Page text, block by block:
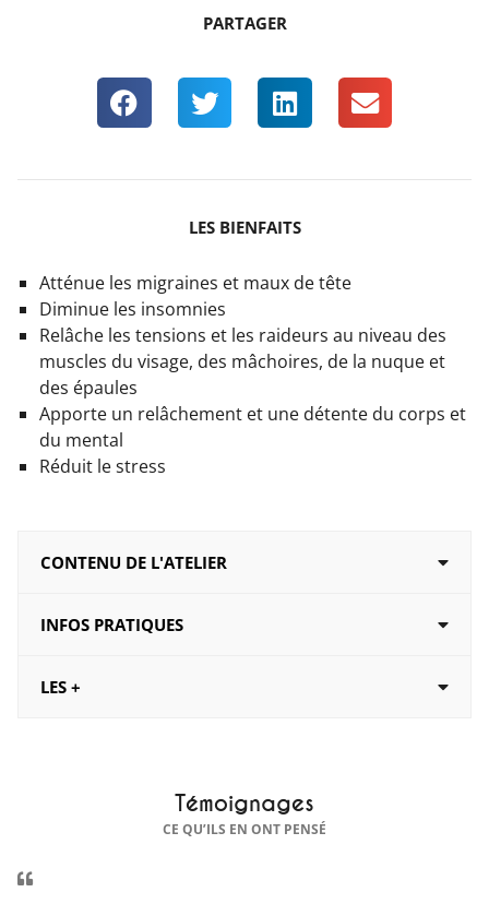
PARTAGER
LES BIENFAITS
Atténue les migraines et maux de tête
Diminue les insomnies
Relâche les tensions et les raideurs au niveau des
muscles du visage, des mâchoires, de la nuque et
des épaules
Apporte un relâchement et une détente du corps et
du mental
Réduit le stress
CONTENU DE L'ATELIER
INFOS PRATIQUES
LES +
Témoignages
CE QU’ILS EN ONT PENSÉ